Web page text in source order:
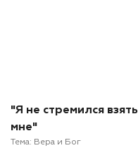
"Я не стремился
мне"
Тема: Вера и Бог